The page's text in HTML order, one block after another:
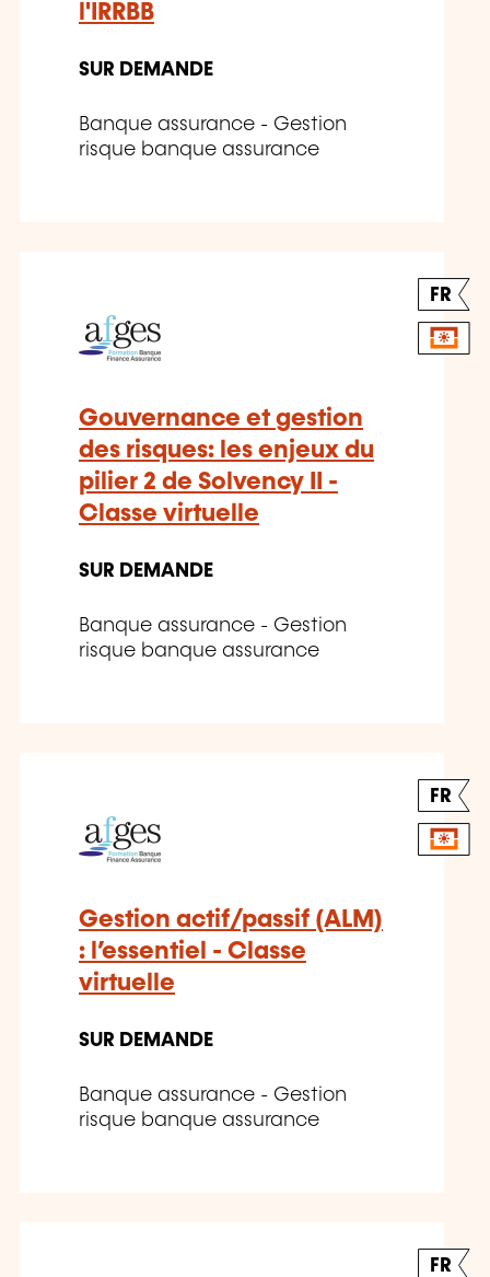
l'IRRBB
SUR DEMANDE
Banque assurance - Gestion
risque banque assurance
FR
Gouvernance et gestion
des risques: les enjeux du
pilier 2 de Solvency II -
Classe virtuelle
SUR DEMANDE
Banque assurance - Gestion
risque banque assurance
FR
Gestion actif/passif (ALM)
: l’essentiel - Classe
virtuelle
SUR DEMANDE
Banque assurance - Gestion
risque banque assurance
FR